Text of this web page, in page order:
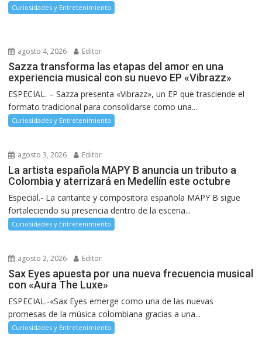
Curiosidades y Entretenimiento
agosto 4, 2026 Editor
Sazza transforma las etapas del amor en una
experiencia musical con su nuevo EP «Vibrazz»
ESPECIAL. – Sazza presenta «Vibrazz», un EP que trasciende el
formato tradicional para consolidarse como una...
Curiosidades y Entretenimiento
agosto 3, 2026 Editor
La artista española MAPY B anuncia un tributo a
Colombia y aterrizará en Medellín este octubre
Especial.- La cantante y compositora española MAPY B sigue
fortaleciendo su presencia dentro de la escena...
Curiosidades y Entretenimiento
agosto 2, 2026 Editor
Sax Eyes apuesta por una nueva frecuencia musical
con «Aura The Luxe»
ESPECIAL.-«Sax Eyes emerge como una de las nuevas
promesas de la música colombiana gracias a una...
Curiosidades y Entretenimiento